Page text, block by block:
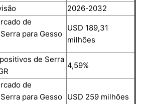
2026-2032
de
para Gesso
USD 189,31
milhões
de Serra
4,59%
de
para Gesso
USD 259 milhões